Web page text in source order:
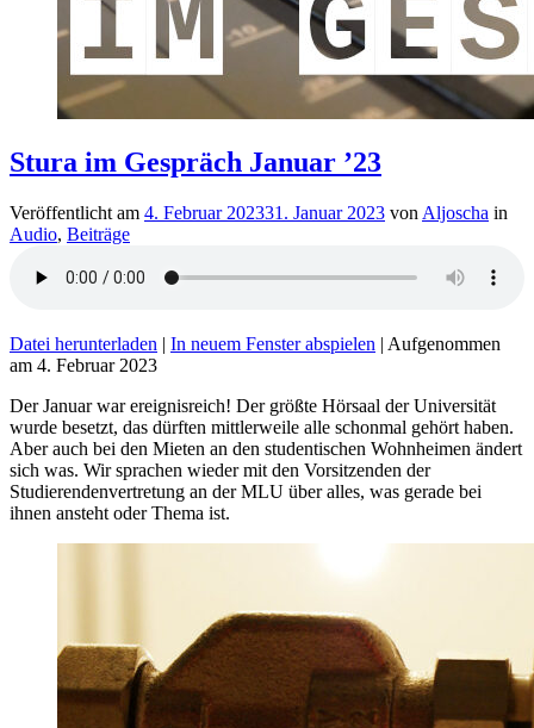
Stura im Gespräch Januar ’23
Veröffentlicht am 4. Februar 202331. Januar 2023 von Aljoscha in
Audio, Beiträge
Datei herunterladen | In neuem Fenster abspielen | Aufgenommen
am 4. Februar 2023
Der Januar war ereignisreich! Der größte Hörsaal der Universität
wurde besetzt, das dürften mittlerweile alle schonmal gehört haben.
Aber auch bei den Mieten an den studentischen Wohnheimen ändert
sich was. Wir sprachen wieder mit den Vorsitzenden der
Studierendenvertretung an der MLU über alles, was gerade bei
ihnen ansteht oder Thema ist.